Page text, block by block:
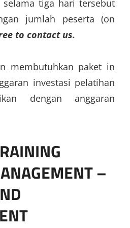
selama tiga hari tersebut
jumlah peserta (on
to contact us.
membutuhkan paket in
investasi pelatihan
dengan anggaran
–